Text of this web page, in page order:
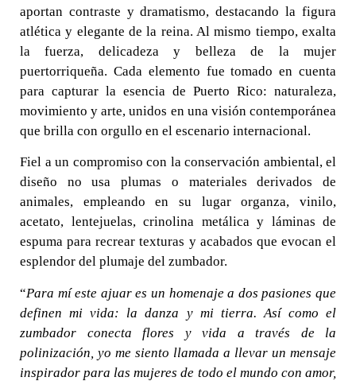
aportan contraste y dramatismo, destacando la figura
atlética y elegante de la reina. Al mismo tiempo, exalta
la fuerza, delicadeza y belleza de la mujer
puertorriqueña. Cada elemento fue tomado en cuenta
para capturar la esencia de Puerto Rico: naturaleza,
movimiento y arte, unidos en una visión contemporánea
que brilla con orgullo en el escenario internacional.
Fiel a un compromiso con la conservación ambiental, el
diseño no usa plumas o materiales derivados de
animales, empleando en su lugar organza, vinilo,
acetato, lentejuelas, crinolina metálica y láminas de
espuma para recrear texturas y acabados que evocan el
esplendor del plumaje del zumbador.
“Para mí este ajuar es un homenaje a dos pasiones que
definen mi vida: la danza y mi tierra. Así como el
zumbador conecta flores y vida a través de la
polinización, yo me siento llamada a llevar un mensaje
inspirador para las mujeres de todo el mundo con amor,